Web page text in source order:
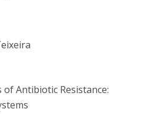
Antibiotic Resistance: